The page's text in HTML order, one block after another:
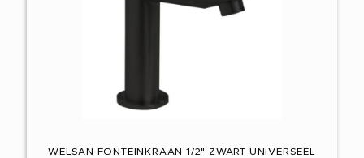
WELSAN FONTEINKRAAN 1/2" ZWART UNIVERSEEL